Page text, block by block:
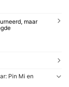
maar
Pin Mi en